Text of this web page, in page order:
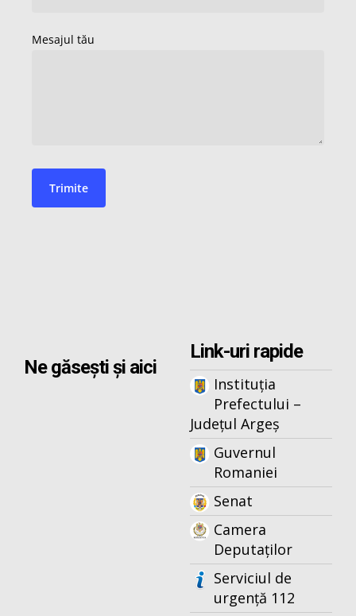
Ne găsești și aici
Link-uri rapide
Instituția
Prefectului –
Județul Argeș
Guvernul
Romaniei
Senat
Camera
Deputaților
Serviciul de
urgență 112